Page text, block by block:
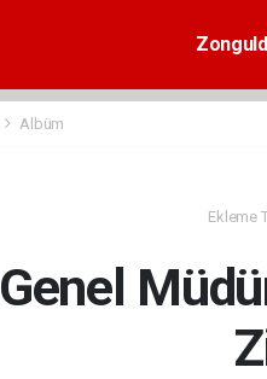
Albüm
Ekleme
Genel